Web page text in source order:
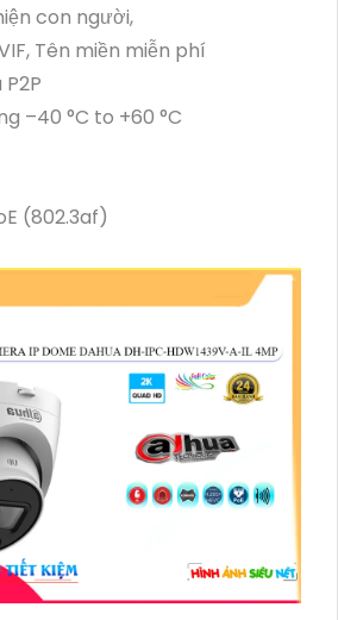
con người,
Tên miền miễn phí
–40 °C to +60 °C
(802.3af)